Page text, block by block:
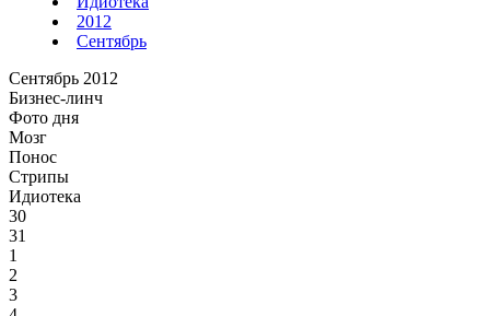
2012
Сентябрь
Сентябрь 2012
Бизнес-линч
Фото дня
Мозг
Понос
Стрипы
Идиотека
30
31
1
2
3